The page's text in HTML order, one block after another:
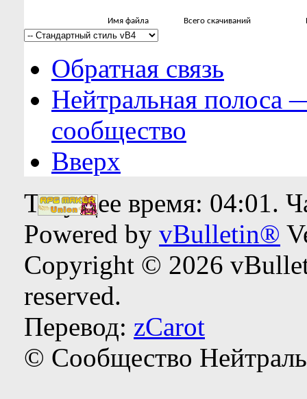
Имя файла Всего скачиваний
Обратная связь
Нейтральная полоса
сообщество
Вверх
Текущее время: 04:01.
Powered by vBulletin®
Copyright © 2026
reserved.
Перевод: zCarot
© Сообщество